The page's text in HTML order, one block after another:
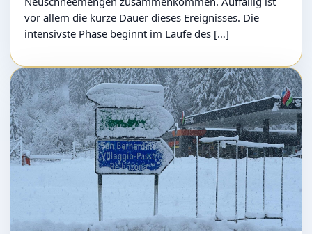
vor allem die kurze Dauer dieses Ereignisses. Die
intensivste Phase beginnt im Laufe des […]